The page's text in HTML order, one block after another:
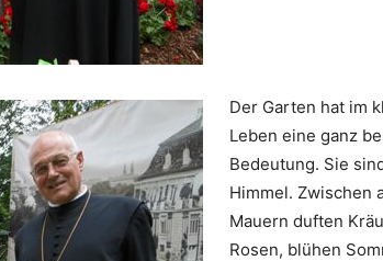
Der Garten hat im
Leben eine ganz
Bedeutung. Sie
Himmel. Zwischen
Mauern duften
Rosen, blühen